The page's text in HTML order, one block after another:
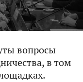
вопросы
в том